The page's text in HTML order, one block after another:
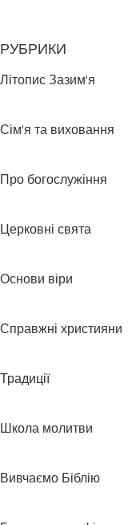
РУБРИКИ
Літопис Зазим'я
Сім'я та виховання
Про богослужіння
Церковні свята
Основи віри
Справжні християни
Традиції
Школа молитви
Вивчаємо Біблію